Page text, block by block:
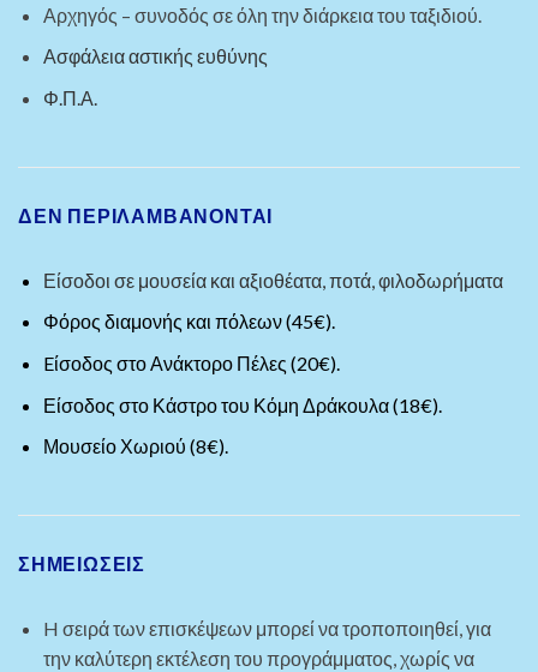
Αρχηγός – συνοδός σε όλη την διάρκεια του ταξιδιού.
Ασφάλεια αστικής ευθύνης
Φ.Π.Α.
ΔΕΝ ΠΕΡΙΛΑΜΒΆΝΟΝΤΑΙ
Είσοδοι σε μουσεία και αξιοθέατα, ποτά, φιλοδωρήματα
Φόρος διαμονής και πόλεων (45€).
Eίσοδος στο Ανάκτορο Πέλες (20€).
Είσοδος στο Κάστρο του Κόμη Δράκουλα (18€).
Μουσείο Χωριού (8€).
ΣΗΜΕΙΏΣΕΙΣ
H σειρά των επισκέψεων μπορεί να τροποποιηθεί, για
την καλύτερη εκτέλεση του προγράμματος, χωρίς να